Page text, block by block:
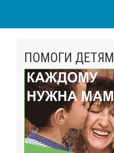
ПОМОГИ ДЕТЯМ